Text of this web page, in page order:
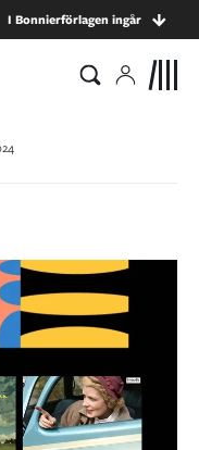
I Bonnierförlagen ingår